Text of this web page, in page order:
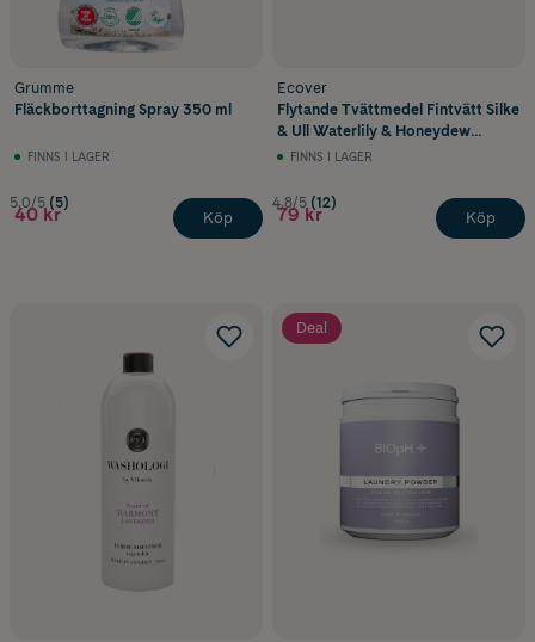
Grumme
Fläckborttagning Spray 350 ml
FINNS I LAGER
5.0/5 (5)
40 kr Köp
Ecover
Flytande Tvättmedel Fintvätt Silke
& Ull Waterlily & Honeydew
1000 ml
FINNS I LAGER
4.8/5 (12)
79 kr Köp
Deal